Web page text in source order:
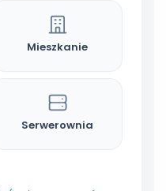
Mieszkanie
Serwerownia